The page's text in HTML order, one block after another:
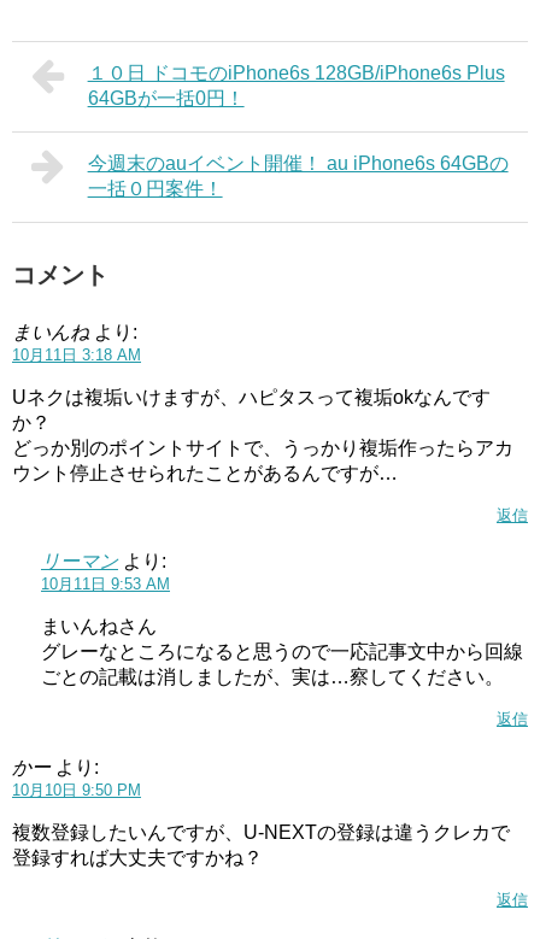
１０日 ドコモのiPhone6s 128GB/iPhone6s Plus
64GBが一括0円！
今週末のauイベント開催！ au iPhone6s 64GBの
一括０円案件！
コメント
まいんね より:
10月11日 3:18 AM
Uネクは複垢いけますが、ハピタスって複垢okなんです
か？
どっか別のポイントサイトで、うっかり複垢作ったらアカ
ウント停止させられたことがあるんですが…
返信
リーマン より:
10月11日 9:53 AM
まいんねさん
グレーなところになると思うので一応記事文中から回線
ごとの記載は消しましたが、実は…察してください。
返信
かー より:
10月10日 9:50 PM
複数登録したいんですが、U-NEXTの登録は違うクレカで
登録すれば大丈夫ですかね？
返信